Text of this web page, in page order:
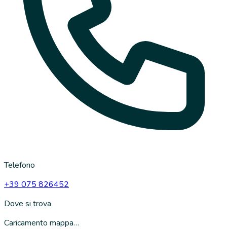
Telefono
+39 075 826452
Dove si trova
Caricamento mappa…